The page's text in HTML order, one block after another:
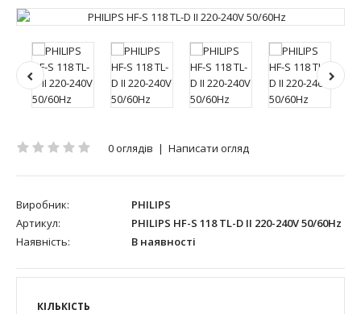
0 оглядів | Написати огляд
Виробник:
PHILIPS
Артикул:
PHILIPS HF-S 118 TL-D II 220-240V 50/60Hz
Наявність:
В наявності
КІЛЬКІСТЬ